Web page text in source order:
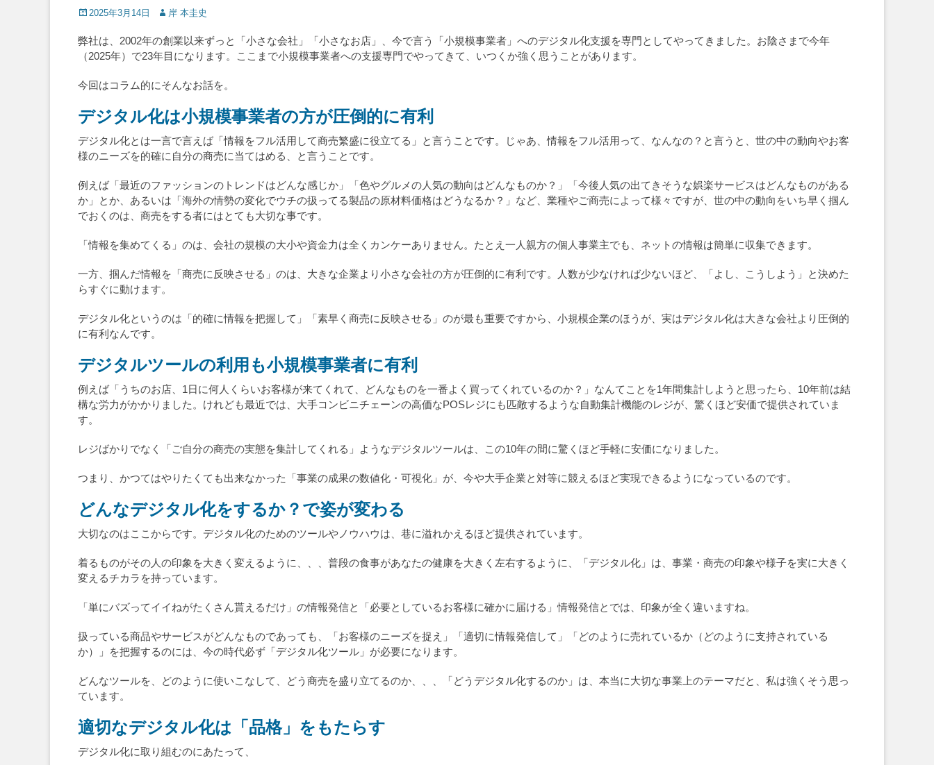
Posted
2025年3月14日 Author
岸 本圭史
弊社は、2002年の創業以来ずっと「小さな会社」「小さなお店」、今で言う「小規模事業者」へのデジタル化支援を専門としてやってきました。お陰さまで今年
（2025年）で23年目になります。ここまで小規模事業者への支援専門でやってきて、いつくか強く思うことがあります。
今回はコラム的にそんなお話を。
デジタル化は小規模事業者の方が圧倒的に有利
デジタル化とは一言で言えば「情報をフル活用して商売繁盛に役立てる」と言うことです。じゃあ、情報をフル活用って、なんなの？と言うと、世の中の動向やお客
様のニーズを的確に自分の商売に当てはめる、と言うことです。
例えば「最近のファッションのトレンドはどんな感じか」「色やグルメの人気の動向はどんなものか？」「今後人気の出てきそうな娯楽サービスはどんなものがある
か」とか、あるいは「海外の情勢の変化でウチの扱ってる製品の原材料価格はどうなるか？」など、業種やご商売によって様々ですが、世の中の動向をいち早く掴ん
でおくのは、商売をする者にはとても大切な事です。
「情報を集めてくる」のは、会社の規模の大小や資金力は全くカンケーありません。たとえ一人親方の個人事業主でも、ネットの情報は簡単に収集できます。
一方、掴んだ情報を「商売に反映させる」のは、大きな企業より小さな会社の方が圧倒的に有利です。人数が少なければ少ないほど、「よし、こうしよう」と決めた
らすぐに動けます。
デジタル化というのは「的確に情報を把握して」「素早く商売に反映させる」のが最も重要ですから、小規模企業のほうが、実はデジタル化は大きな会社より圧倒的
に有利なんです。
デジタルツールの利用も小規模事業者に有利
例えば「うちのお店、1日に何人くらいお客様が来てくれて、どんなものを一番よく買ってくれているのか？」なんてことを1年間集計しようと思ったら、10年前は結
構な労力がかかりました。けれども最近では、大手コンビニチェーンの高価なPOSレジにも匹敵するような自動集計機能のレジが、驚くほど安価で提供されていま
す。
レジばかりでなく「ご自分の商売の実態を集計してくれる」ようなデジタルツールは、この10年の間に驚くほど手軽に安価になりました。
つまり、かつてはやりたくても出来なかった「事業の成果の数値化・可視化」が、今や大手企業と対等に競えるほど実現できるようになっているのです。
どんなデジタル化をするか？で姿が変わる
大切なのはここからです。デジタル化のためのツールやノウハウは、巷に溢れかえるほど提供されています。
着るものがその人の印象を大きく変えるように、、、普段の食事があなたの健康を大きく左右するように、「デジタル化」は、事業・商売の印象や様子を実に大きく
変えるチカラを持っています。
「単にバズってイイねがたくさん貰えるだけ」の情報発信と「必要としているお客様に確かに届ける」情報発信とでは、印象が全く違いますね。
扱っている商品やサービスがどんなものであっても、「お客様のニーズを捉え」「適切に情報発信して」「どのように売れているか（どのように支持されている
か）」を把握するのには、今の時代必ず「デジタル化ツール」が必要になります。
どんなツールを、どのように使いこなして、どう商売を盛り立てるのか、、、「どうデジタル化するのか」は、本当に大切な事業上のテーマだと、私は強くそう思っ
ています。
適切なデジタル化は「品格」をもたらす
デジタル化に取り組むのにあたって、